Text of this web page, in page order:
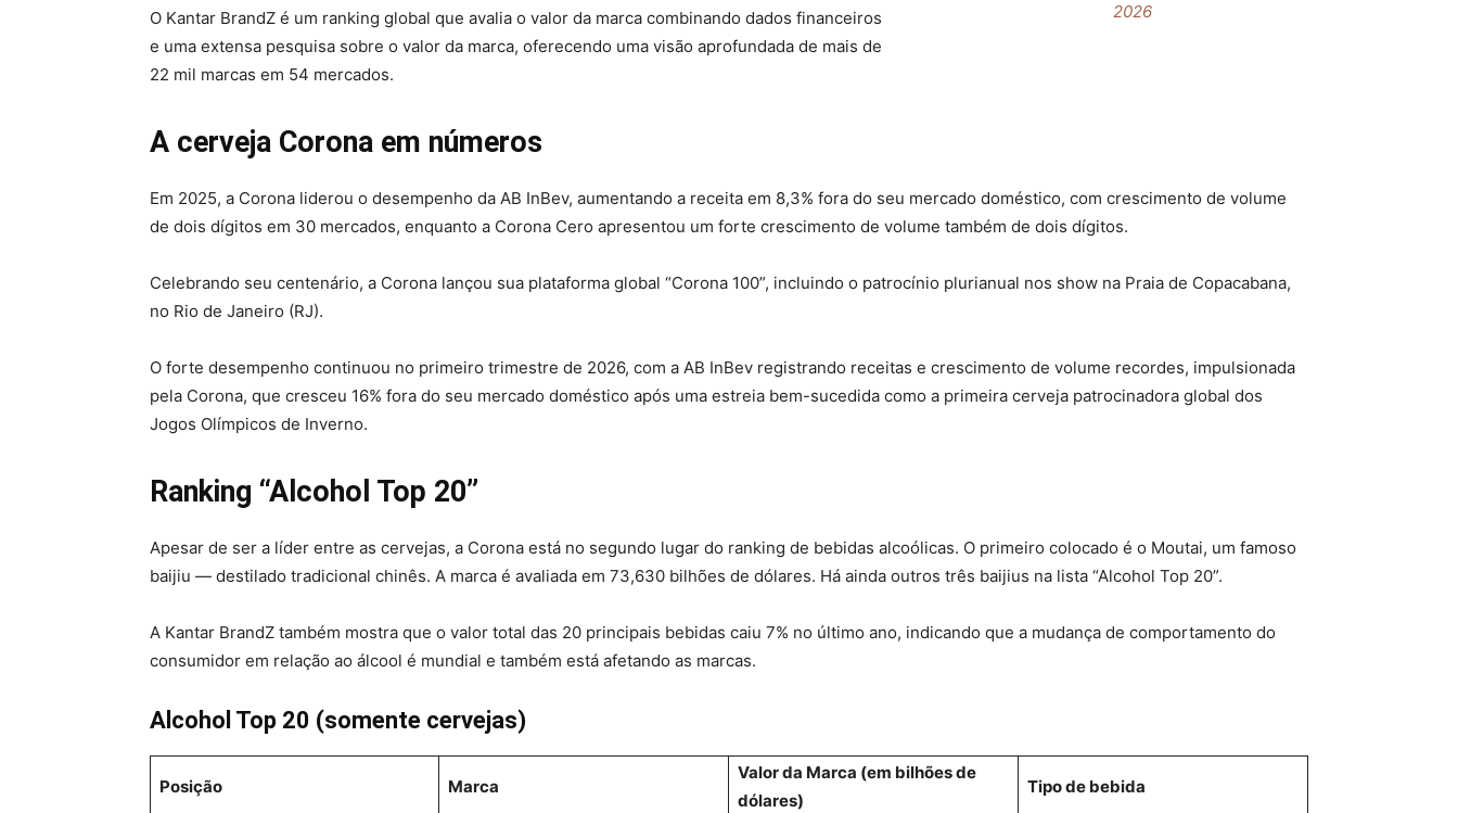
2026
O Kantar BrandZ é um ranking global que avalia o valor da marca combinando dados financeiros
e uma extensa pesquisa sobre o valor da marca, oferecendo uma visão aprofundada de mais de
22 mil marcas em 54 mercados.
A cerveja Corona em números
Em 2025, a Corona liderou o desempenho da AB InBev, aumentando a receita em 8,3% fora do seu mercado doméstico, com crescimento de volume
de dois dígitos em 30 mercados, enquanto a Corona Cero apresentou um forte crescimento de volume também de dois dígitos.
Celebrando seu centenário, a Corona lançou sua plataforma global “Corona 100”, incluindo o patrocínio plurianual nos show na Praia de Copacabana,
no Rio de Janeiro (RJ).
O forte desempenho continuou no primeiro trimestre de 2026, com a AB InBev registrando receitas e crescimento de volume recordes, impulsionada
pela Corona, que cresceu 16% fora do seu mercado doméstico após uma estreia bem-sucedida como a primeira cerveja patrocinadora global dos
Jogos Olímpicos de Inverno.
Ranking “Alcohol Top 20”
Apesar de ser a líder entre as cervejas, a Corona está no segundo lugar do ranking de bebidas alcoólicas. O primeiro colocado é o Moutai, um famoso
baijiu — destilado tradicional chinês. A marca é avaliada em 73,630 bilhões de dólares. Há ainda outros três baijius na lista “Alcohol Top 20”.
A Kantar BrandZ também mostra que o valor total das 20 principais bebidas caiu 7% no último ano, indicando que a mudança de comportamento do
consumidor em relação ao álcool é mundial e também está afetando as marcas.
Alcohol Top 20 (somente cervejas)
Posição Marca
Valor da Marca (em bilhões de
dólares)
Tipo de bebida